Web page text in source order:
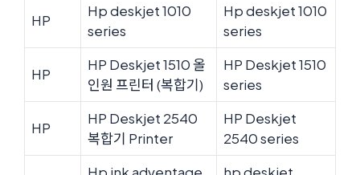
HP
Hp deskjet 1010
series
Hp deskjet 1010
series
HP
HP Deskjet 1510 올
인원 프린터 (복합기)
HP Deskjet 1510
series
HP
HP Deskjet 2540
복합기 Printer
HP Deskjet
2540 series
Hp ink adventage hp deskjet